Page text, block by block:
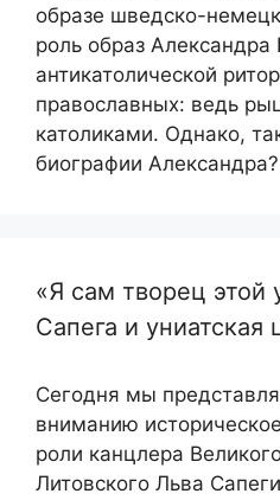
образе шведско-
роль образ Александра
антикатолической
православных: ведь
католиками. Однако,
биографии Александра?
«Я сам творец этой
Сапега и униатская
Сегодня мы
вниманию
роли канцлера
Литовского Льва